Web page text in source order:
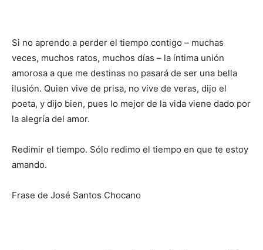
Si no aprendo a perder el tiempo contigo – muchas
veces, muchos ratos, muchos días – la íntima unión
amorosa a que me destinas no pasará de ser una bella
ilusión. Quien vive de prisa, no vive de veras, dijo el
poeta, y dijo bien, pues lo mejor de la vida viene dado por
la alegría del amor.
Redimir el tiempo. Sólo redimo el tiempo en que te estoy
amando.
Frase de José Santos Chocano